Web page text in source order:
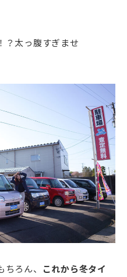
？太っ腹すぎませ
ちろん、
これから冬タイ